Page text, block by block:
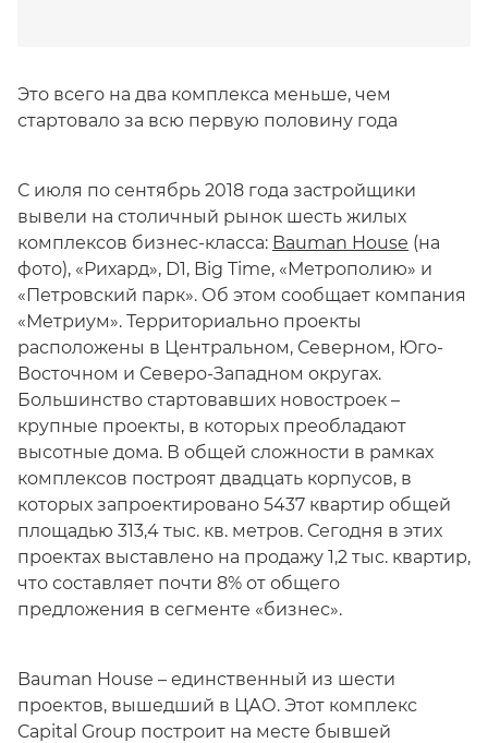
Это всего на два комплекса меньше, чем
стартовало за всю первую половину года
С июля по сентябрь 2018 года застройщики
вывели на столичный рынок шесть жилых
комплексов бизнес-класса: Bauman House (на
фото), «Рихард», D1, Big Time, «Метрополию» и
«Петровский парк». Об этом сообщает компания
«Метриум». Территориально проекты
расположены в Центральном, Северном, Юго-
Восточном и Северо-Западном округах.
Большинство стартовавших новостроек –
крупные проекты, в которых преобладают
высотные дома. В общей сложности в рамках
комплексов построят двадцать корпусов, в
которых запроектировано 5437 квартир общей
площадью 313,4 тыс. кв. метров. Сегодня в этих
проектах выставлено на продажу 1,2 тыс. квартир,
что составляет почти 8% от общего
предложения в сегменте «бизнес».
Bauman House – единственный из шести
проектов, вышедший в ЦАО. Этот комплекс
Capital Group построит на месте бывшей